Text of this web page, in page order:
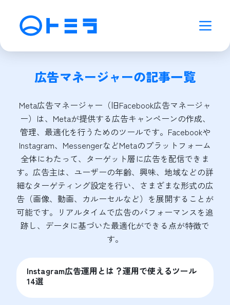
広告マネージャーの記事一覧
Meta広告マネージャー（旧Facebook広告マネージャ
ー）は、Metaが提供する広告キャンペーンの作成、
管理、最適化を行うためのツールです。Facebookや
Instagram、MessengerなどMetaのプラットフォーム
全体にわたって、ターゲット層に広告を配信できま
す。広告主は、ユーザーの年齢、興味、地域などの詳
細なターゲティング設定を行い、さまざまな形式の広
告（画像、動画、カルーセルなど）を展開することが
可能です。リアルタイムで広告のパフォーマンスを追
跡し、データに基づいた最適化ができる点が特徴で
す。
Instagram広告運用とは？運用で使えるツール
14選